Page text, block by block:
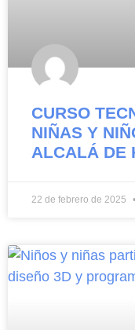
CURSO
NIÑAS Y
ALCALÁ DE
22 de febrero de 2025